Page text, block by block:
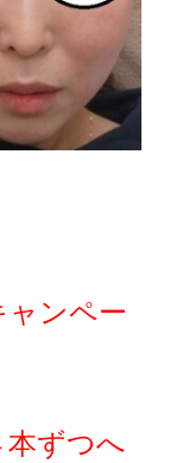
ンペー
本ずつへ